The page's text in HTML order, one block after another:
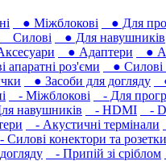
● Міжблокові ● Для
Силові ● Для навушників‎
● Адаптери ●
апаратні роз'єми ● Силові
● Засоби для догляду
- Міжблокові - Для
навушників‎ - HDMI -
- Акустичні термінали
Силові конектори та розетки
- Припій зі сріблом